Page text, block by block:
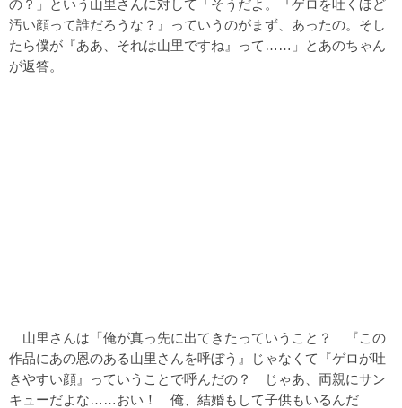
の？」という山里さんに対して「そうだよ。『ゲロを吐くほど
汚い顔って誰だろうな？』っていうのがまず、あったの。そし
たら僕が『ああ、それは山里ですね』って……」とあのちゃん
が返答。
山里さんは「俺が真っ先に出てきたっていうこと？ 『この
作品にあの恩のある山里さんを呼ぼう』じゃなくて『ゲロが吐
きやすい顔』っていうことで呼んだの？ じゃあ、両親にサン
キューだよな……おい！ 俺、結婚もして子供もいるんだ